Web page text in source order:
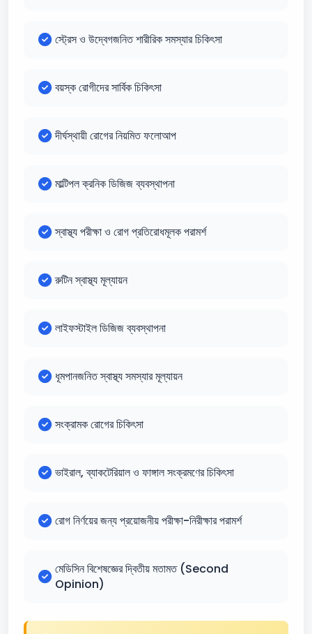
স্ট্রেস ও উদ্বেগজনিত শারীরিক সমস্যার চিকিৎসা
বয়স্ক রোগীদের সার্বিক চিকিৎসা
দীর্ঘস্থায়ী রোগের নিয়মিত ফলোআপ
মাল্টিপল ক্রনিক ডিজিজ ব্যবস্থাপনা
স্বাস্থ্য পরীক্ষা ও রোগ প্রতিরোধমূলক পরামর্শ
রুটিন স্বাস্থ্য মূল্যায়ন
লাইফস্টাইল ডিজিজ ব্যবস্থাপনা
ধূমপানজনিত স্বাস্থ্য সমস্যার মূল্যায়ন
সংক্রামক রোগের চিকিৎসা
ভাইরাল, ব্যাকটেরিয়াল ও ফাঙ্গাল সংক্রমণের চিকিৎসা
রোগ নির্ণয়ের জন্য প্রয়োজনীয় পরীক্ষা-নিরীক্ষার পরামর্শ
মেডিসিন বিশেষজ্ঞের দ্বিতীয় মতামত (Second
Opinion)